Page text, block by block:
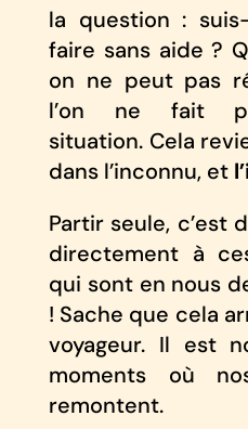
la question :
faire sans aide ?
on ne peut pas
l’on ne fait
situation. Cela
dans l’inconnu, et
Partir seule, c’est
directement à
qui sont en nous
! Sache que cela
voyageur. Il est
moments où
remontent.